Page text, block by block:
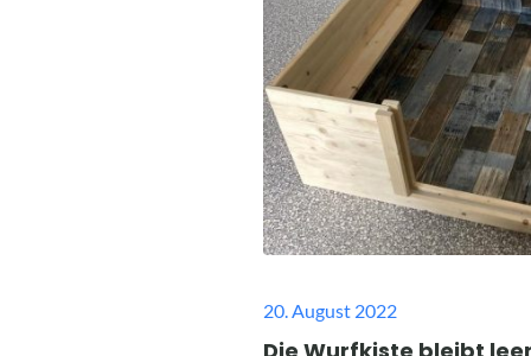
Posted
on
20. August 2022